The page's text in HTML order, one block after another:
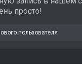
просто!
пользователя